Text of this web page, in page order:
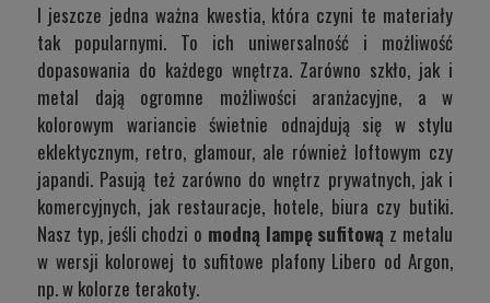
I jeszcze jedna ważna kwestia, która czyni te materiały
tak popularnymi. To ich uniwersalność i możliwość
dopasowania do każdego wnętrza. Zarówno szkło, jak i
metal dają ogromne możliwości aranżacyjne, a w
kolorowym wariancie świetnie odnajdują się w stylu
eklektycznym, retro, glamour, ale również loftowym czy
japandi. Pasują też zarówno do wnętrz prywatnych, jak i
komercyjnych, jak restauracje, hotele, biura czy butiki.
Nasz typ, jeśli chodzi o modną lampę sufitową z metalu
w wersji kolorowej to sufitowe plafony Libero od Argon,
np. w kolorze terakoty.